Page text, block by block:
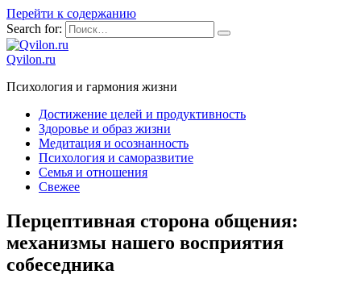
Перейти к содержанию
Search for:
Qvilon.ru
Психология и гармония жизни
Достижение целей и продуктивность
Здоровье и образ жизни
Медитация и осознанность
Психология и саморазвитие
Семья и отношения
Свежее
Перцептивная сторона общения:
механизмы нашего восприятия
собеседника